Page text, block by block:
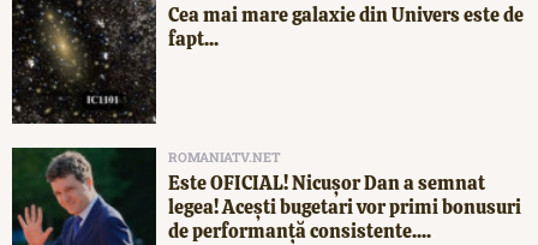
Cea mai mare galaxie din Univers este de
fapt...
ROMANIATV.NET
Este OFICIAL! Nicușor Dan a semnat
legea! Acești bugetari vor primi bonusuri
de performanță consistente....